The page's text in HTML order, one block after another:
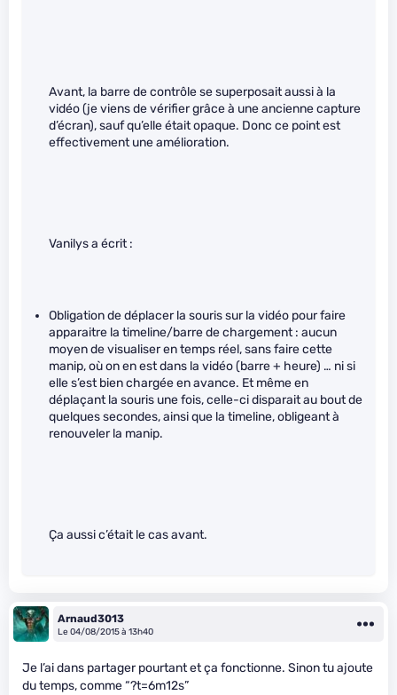
Avant, la barre de contrôle se superposait aussi à la
vidéo (je viens de vérifier grâce à une ancienne capture
d’écran), sauf qu’elle était opaque. Donc ce point est
effectivement une amélioration.
Vanilys a écrit :
Obligation de déplacer la souris sur la vidéo pour faire
apparaitre la timeline/barre de chargement : aucun
moyen de visualiser en temps réel, sans faire cette
manip, où on en est dans la vidéo (barre + heure) … ni si
elle s’est bien chargée en avance. Et même en
déplaçant la souris une fois, celle-ci disparait au bout de
quelques secondes, ainsi que la timeline, obligeant à
renouveler la manip.
Ça aussi c’était le cas avant.
Arnaud3013
Le 04/08/2015 à 13h40
Je l’ai dans partager pourtant et ça fonctionne. Sinon tu ajoute
du temps, comme “?t=6m12s”